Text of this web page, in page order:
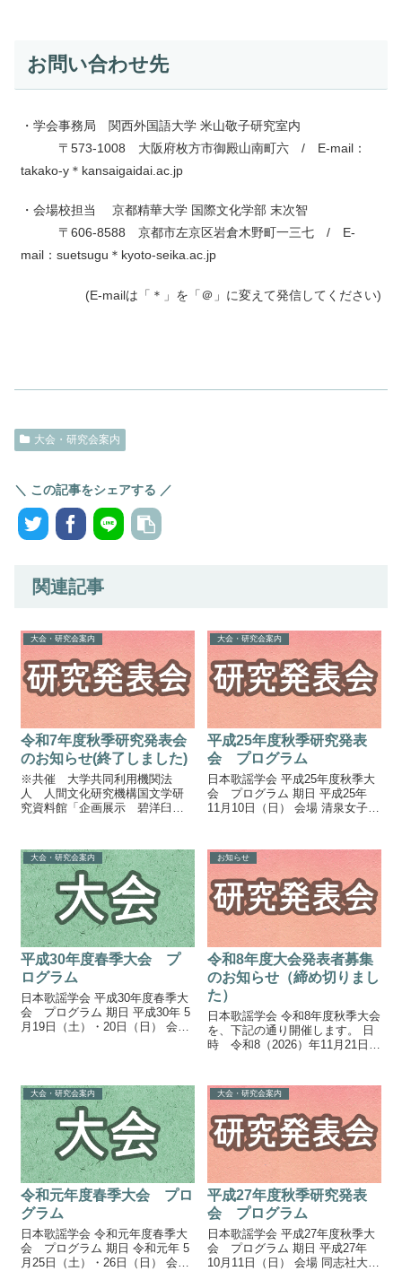
お問い合わせ先
・学会事務局 関西外国語大学 米山敬子研究室内
〒573-1008 大阪府枚方市御殿山南町六 / E-mail：
takako-y＊kansaigaidai.ac.jp
・会場校担当 京都精華大学 国際文化学部 末次智
〒606-8588 京都市左京区岩倉木野町一三七 / E-
mail：suetsugu＊kyoto-seika.ac.jp
(E-mailは「＊」を「＠」に変えて発信してください)
大会・研究会案内
＼ この記事をシェアする ／
関連記事
大会・研究会案内
令和7年度秋季研究発表会
のお知らせ(終了しました)
※共催 大学共同利用機関法
人 人間文化研究機構国文学研
究資料館「企画展示 碧洋臼田
月1日（水）～11月28日（金）土
日祝日・第四水曜日休館） ※今
回は対面のみの開催です。オ...
大会・研究会案内
平成25年度秋季研究発表
会 プログラム
日本歌謡学会 平成25年度秋季大
会 プログラム 期日 平成25年
11月10日（日） 会場 清泉女子大
21） 役員会 12:45～13:45 1
号館4...
大会・研究会案内
平成30年度春季大会 プ
ログラム
日本歌謡学会 平成30年度春季大
会 プログラム 期日 平成30年 5
月19日（土）・20日（日） 会場
お知らせ
令和8年度大会発表者募集
のお知らせ（締め切りまし
た）
日本歌謡学会 令和8年度秋季大会
を、下記の通り開催します。 日
時 令和8（2026）年11月21日
用（Zoom使用） つきましては研
究発表者を募集します。研究発
表をご希望...
大会・研究会案内
令和元年度春季大会 プロ
グラム
日本歌謡学会 令和元年度春季大
会 プログラム 期日 令和元年 5
月25日（土）・26日（日） 会場
大会・研究会案内
平成27年度秋季研究発表
会 プログラム
日本歌謡学会 平成27年度秋季大
会 プログラム 期日 平成27年
10月11日（日） 会場 同志社大学